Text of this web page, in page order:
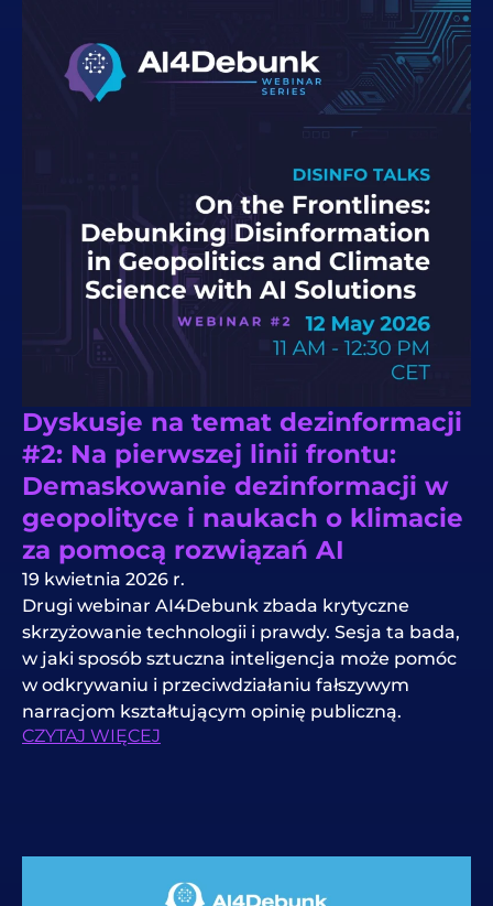
Dyskusje na temat dezinformacji
#2: Na pierwszej linii frontu:
Demaskowanie dezinformacji w
geopolityce i naukach o klimacie
za pomocą rozwiązań AI
19 kwietnia 2026 r.
Drugi webinar AI4Debunk zbada krytyczne
skrzyżowanie technologii i prawdy. Sesja ta bada,
w jaki sposób sztuczna inteligencja może pomóc
w odkrywaniu i przeciwdziałaniu fałszywym
narracjom kształtującym opinię publiczną.
CZYTAJ WIĘCEJ